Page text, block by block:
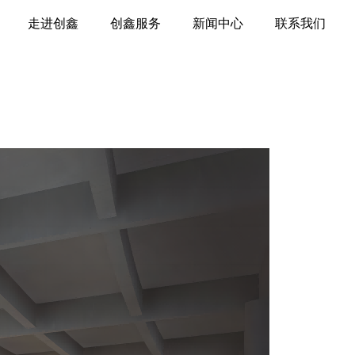
走进创鑫 创鑫服务 新闻中心 联系我们